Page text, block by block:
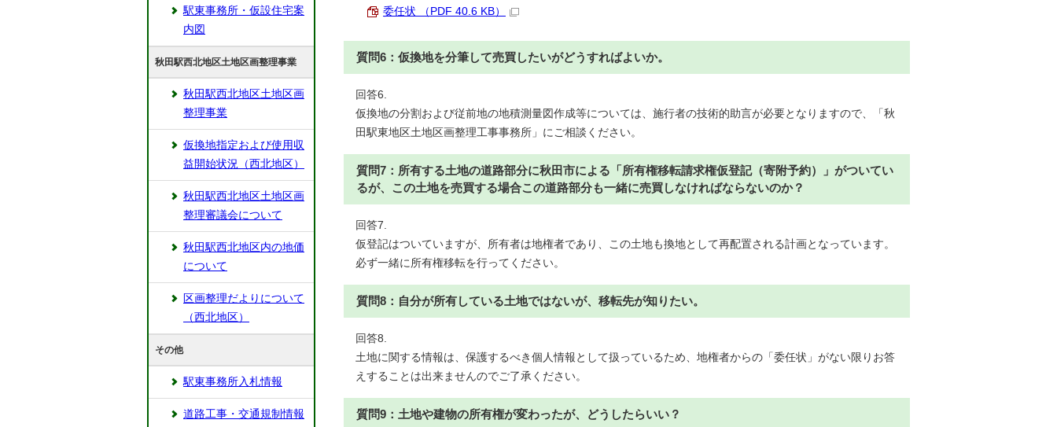
委任状 （PDF 40.6 KB）
質問6：仮換地を分筆して売買したいがどうすればよいか。
回答6.
仮換地の分割および従前地の地積測量図作成等については、施行者の技術的助言が必要となりますので、「秋
田駅東地区土地区画整理工事事務所」にご相談ください。
質問7：所有する土地の道路部分に秋田市による「所有権移転請求権仮登記（寄附予約）」がついてい
るが、この土地を売買する場合この道路部分も一緒に売買しなければならないのか？
回答7.
仮登記はついていますが、所有者は地権者であり、この土地も換地として再配置される計画となっています。
必ず一緒に所有権移転を行ってください。
質問8：自分が所有している土地ではないが、移転先が知りたい。
回答8.
土地に関する情報は、保護するべき個人情報として扱っているため、地権者からの「委任状」がない限りお答
えすることは出来ませんのでご了承ください。
質問9：土地や建物の所有権が変わったが、どうしたらいい？
駅東事務所・仮設住宅案
内図
秋田駅西北地区土地区画整理事業
秋田駅西北地区土地区画
整理事業
仮換地指定および使用収
益開始状況（西北地区）
秋田駅西北地区土地区画
整理審議会について
秋田駅西北地区内の地価
について
区画整理だよりについて
（西北地区）
その他
駅東事務所入札情報
道路工事・交通規制情報